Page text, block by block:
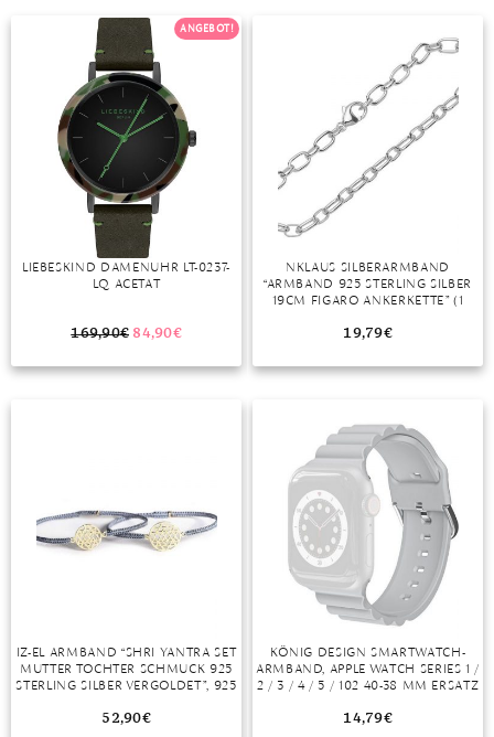
ANGEBOT!
LIEBESKIND DAMENUHR LT-0237-
LQ ACETAT
169,90€ 84,90€
NKLAUS SILBERARMBAND
“ARMBAND 925 STERLING SILBER
19CM FIGARO ANKERKETTE” (1
19,79€
IZ-EL ARMBAND “SHRI YANTRA SET
MUTTER TOCHTER SCHMUCK 925
STERLING SILBER VERGOLDET”, 925
52,90€
KÖNIG DESIGN SMARTWATCH-
ARMBAND, APPLE WATCH SERIES 1 /
2 / 3 / 4 / 5 / 102 40-38 MM ERSATZ
14,79€